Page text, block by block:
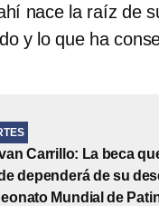
nace la raíz de
y lo que ha
Carrillo: La beca
dependerá de su
Mundial de